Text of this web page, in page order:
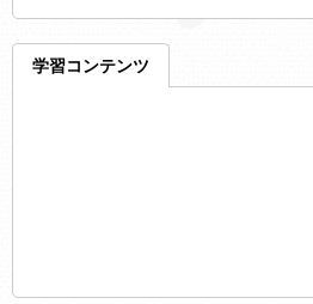
学習コンテンツ